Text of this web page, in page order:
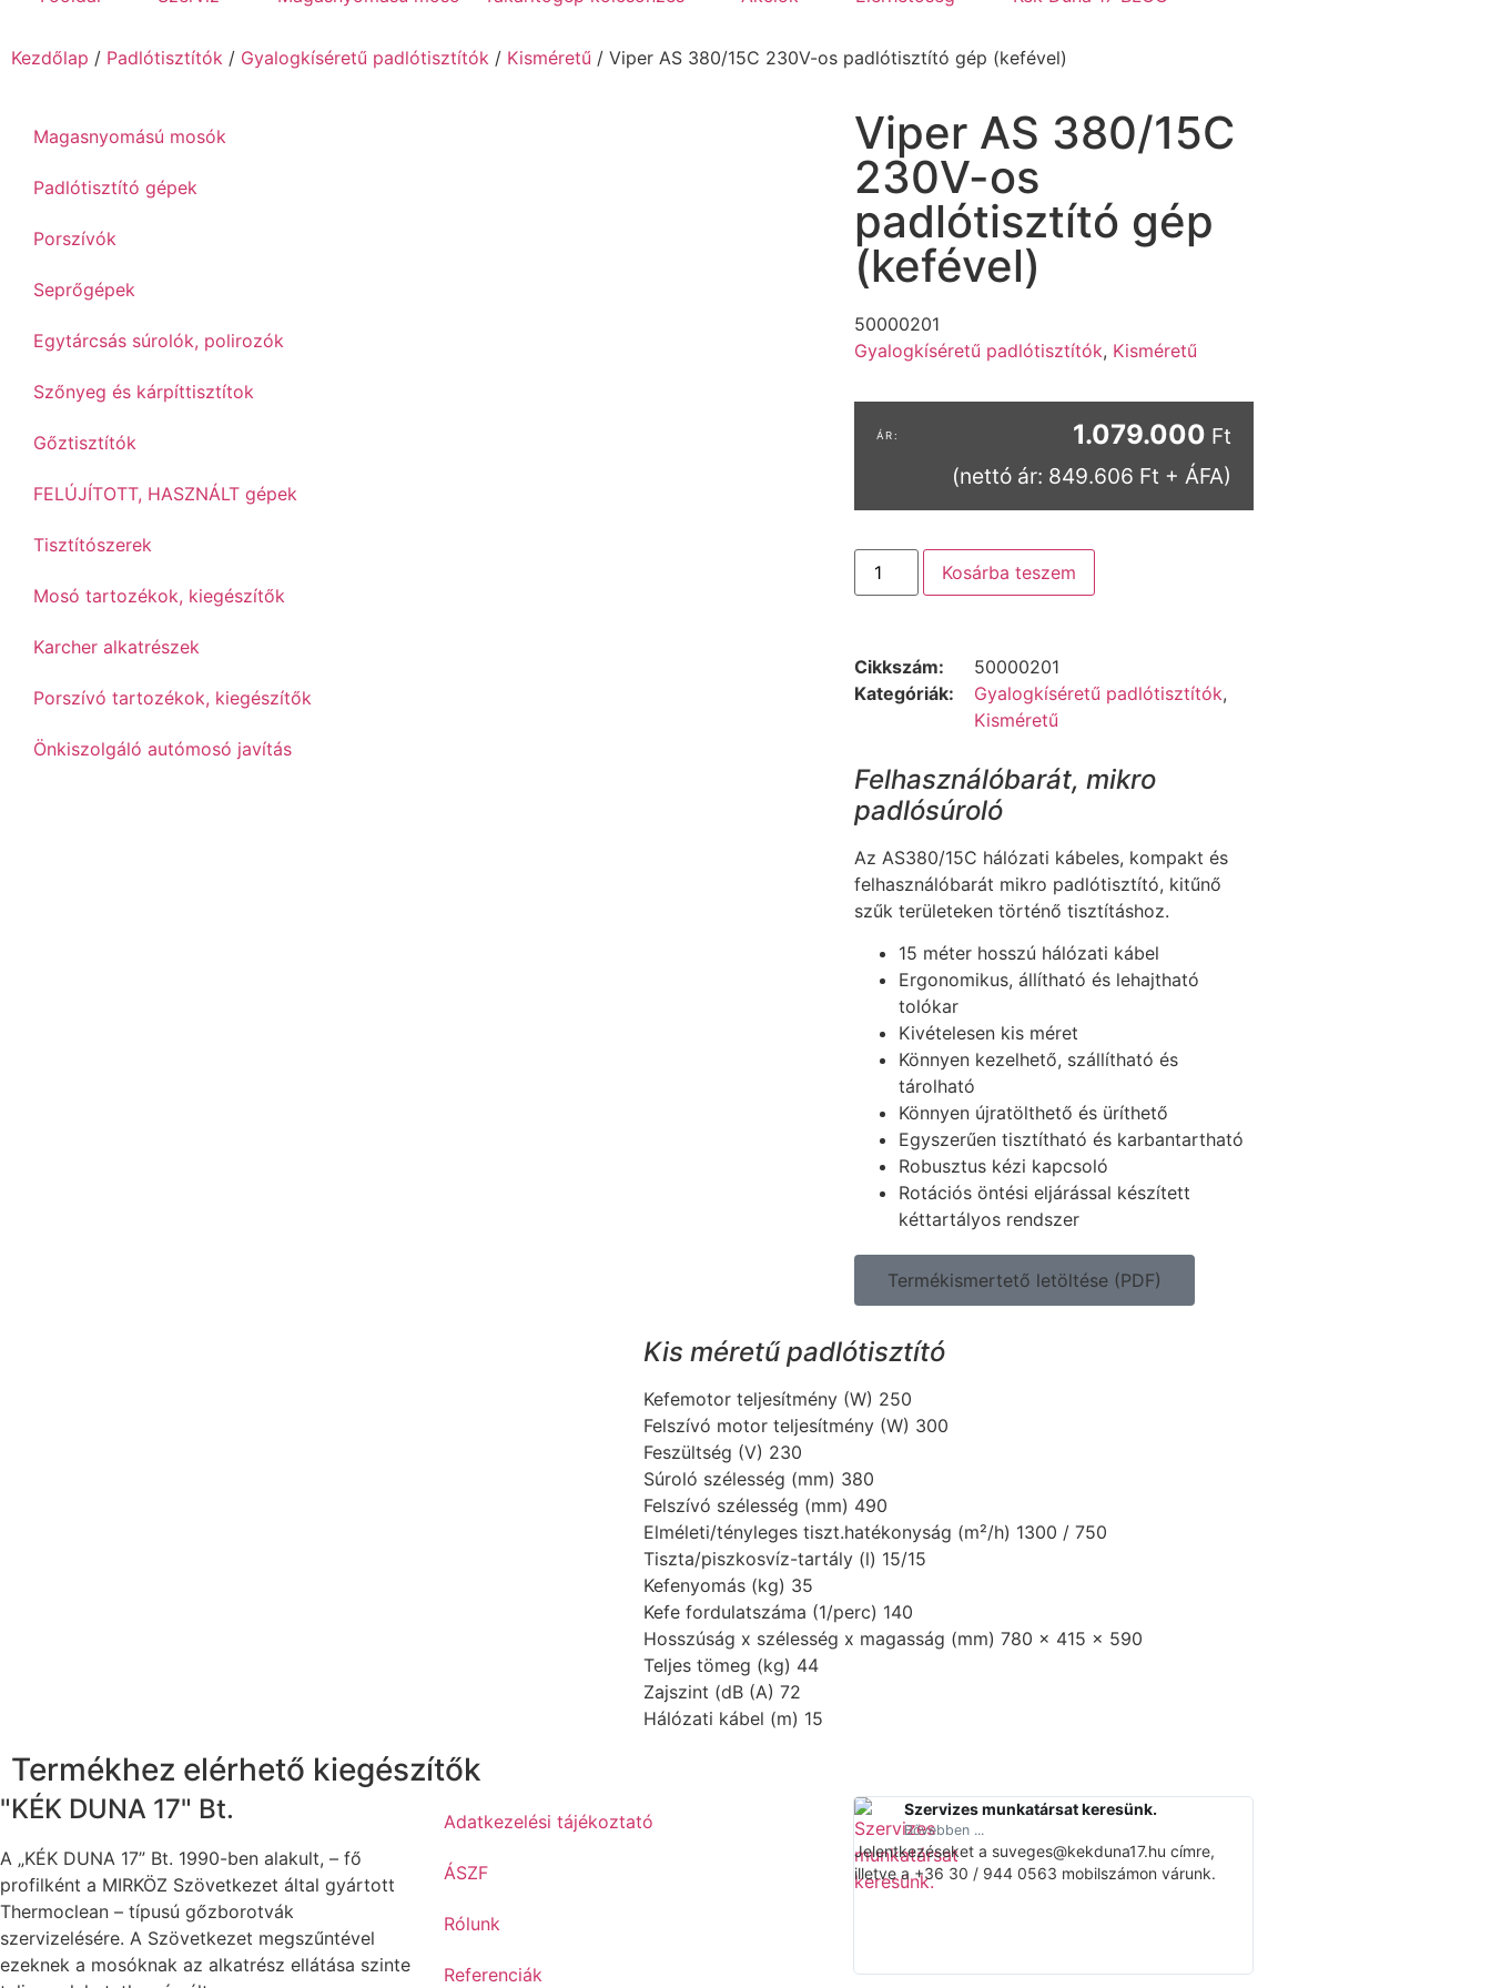
Kezdőlap / Padlótisztítók / Gyalogkíséretű padlótisztítók / Kisméretű / Viper AS 380/15C 230V-os padlótisztító gép (kefével)
Magasnyomású mosók
Padlótisztító gépek
Porszívók
Seprőgépek
Egytárcsás súrolók, polirozók
Szőnyeg és kárpíttisztítok
Gőztisztítók
FELÚJÍTOTT, HASZNÁLT gépek
Tisztítószerek
Mosó tartozékok, kiegészítők
Karcher alkatrészek
Porszívó tartozékok, kiegészítők
Önkiszolgáló autómosó javítás
Viper AS 380/15C
230V-os
padlótisztító gép
(kefével)
50000201
Gyalogkíséretű padlótisztítók, Kisméretű
1.079.000 Ft
(nettó ár: 849.606 Ft + ÁFA)
Kosárba teszem
Cikkszám:
50000201
Kategóriák:
Gyalogkíséretű padlótisztítók,
Kisméretű
Felhasználóbarát, mikro
padlósúroló
Az AS380/15C hálózati kábeles, kompakt és
felhasználóbarát mikro padlótisztító, kitűnő
szűk területeken történő tisztításhoz.
15 méter hosszú hálózati kábel
Ergonomikus, állítható és lehajtható
tolókar
Kivételesen kis méret
Könnyen kezelhető, szállítható és
tárolható
Könnyen újratölthető és üríthető
Egyszerűen tisztítható és karbantartható
Robusztus kézi kapcsoló
Rotációs öntési eljárással készített
kéttartályos rendszer
Termékismertető letöltése (PDF)
Kis méretű padlótisztító
Kefemotor teljesítmény (W) 250
Felszívó motor teljesítmény (W) 300
Feszültség (V) 230
Súroló szélesség (mm) 380
Felszívó szélesség (mm) 490
Elméleti/tényleges tiszt.hatékonyság (m²/h) 1300 / 750
Tiszta/piszkosvíz-tartály (l) 15/15
Kefenyomás (kg) 35
Kefe fordulatszáma (1/perc) 140
Hosszúság x szélesség x magasság (mm) 780 x 415 x 590
Teljes tömeg (kg) 44
Zajszint (dB (A) 72
Hálózati kábel (m) 15
Termékhez elérhető kiegészítők
"KÉK DUNA 17" Bt.
A „KÉK DUNA 17” Bt. 1990-ben alakult, – fő
profilként a MIRKÖZ Szövetkezet által gyártott
Thermoclean – típusú gőzborotvák
szervizelésére. A Szövetkezet megszűntével
ezeknek a mosóknak az alkatrész ellátása szinte
Adatkezelési tájékoztató
ÁSZF
Rólunk
Referenciák
Szervizes munkatársat keresünk.
Bővebben ...
Jelentkezéseket a suveges@kekduna17.hu címre,
illetve a +36 30 / 944 0563 mobilszámon várunk.